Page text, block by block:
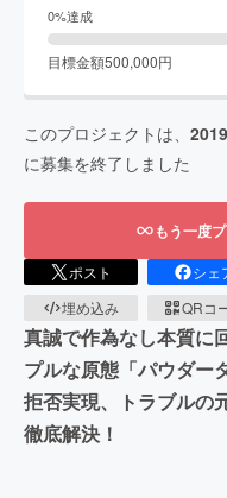
0%達成
目標金額500,000円
このプロジェクトは、
に募集を終了しました
もう一度
ポスト シェ
埋め込み
QRコ
真誠で作為なし本質に
プルな原態「パウダー
拒否実現、トラブルの
徹底解決！